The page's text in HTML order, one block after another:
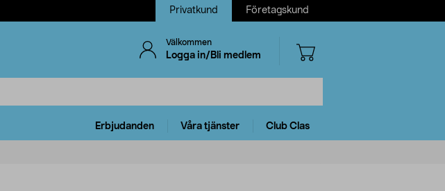
Privatkund Företagskund
Välkommen
Logga in/Bli medlem
Erbjudanden Våra tjänster Club Clas